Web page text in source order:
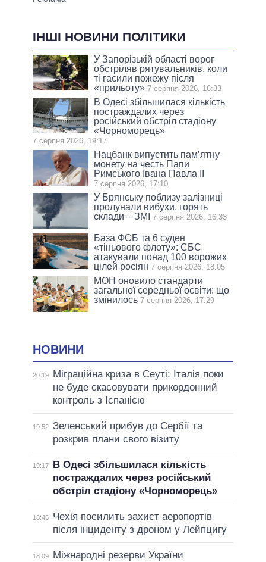
ІНШІ НОВИНИ ПОЛІТИКИ
У Запорізькій області ворог
обстріляв рятувальників, коли
ті гасили пожежу після
«прильоту» 7 серпня 2026, 16:33
В Одесі збільшилася кількість
постраждалих через
російський обстріл стадіону
«Чорноморець»
7 серпня 2026, 19:17
Нацбанк випустить пам’ятну
монету на честь Папи
Римського Івана Павла II
7 серпня 2026, 17:10
У Брянську поблизу залізниці
пролунали вибухи, горять
склади – ЗМІ
7 серпня 2026, 16:33
База ФСБ та 6 суден
«тіньового флоту»: СБС
атакували понад 100 ворожих
цілей росіян 7 серпня 2026, 18:05
МОН оновило стандарти
загальної середньої освіти: що
змінилось 7 серпня 2026, 17:29
НОВИНИ
20:19
Міграційна криза в Сеуті: Італія поки
не буде скасовувати прикордонний
контроль з Іспанією
19:52 Зеленський прибув до Сербії та
розкрив плани свого візиту
19:17
В Одесі збільшилася кількість
постраждалих через російський
обстріл стадіону «Чорноморець»
18:45
Чехія посилить захист аеропортів
після інциденту з дроном у Лейпцигу
18:09
Міжнародні резерви України